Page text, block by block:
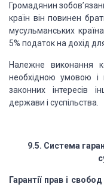
Громадянин
країн він повинен
мусульманських
5% податок на дохід
Належне виконання
необхідною умовою і
законних інтересів
держави і суспільства.
9.5. Система
Гарантії прав і свобод